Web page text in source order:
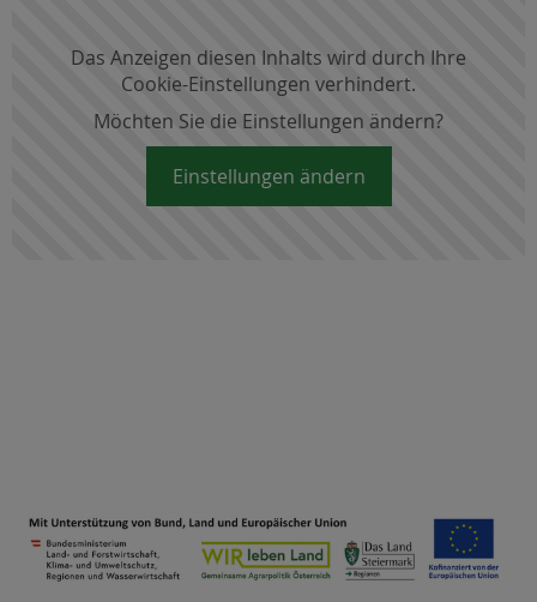
Das Anzeigen diesen Inhalts wird durch Ihre
Cookie-Einstellungen verhindert.
Möchten Sie die Einstellungen ändern?
Einstellungen ändern